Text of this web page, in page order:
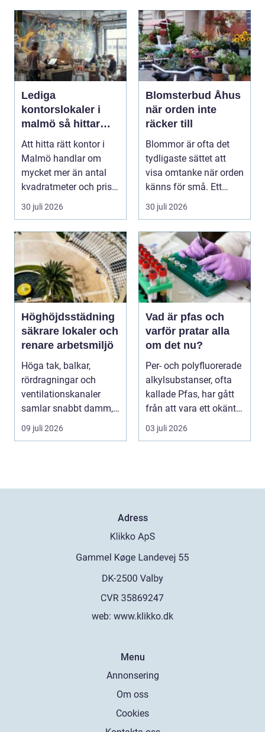
Lediga
kontorslokaler i
malmö så hittar
företag rätt läge
och rätt lokal
Att hitta rätt kontor i
Malmö handlar om
mycket mer än antal
kvadratmeter och pris
per månad. Företa...
30 juli 2026
Blomsterbud Åhus
när orden inte
räcker till
Blommor är ofta det
tydligaste sättet att
visa omtanke när orden
känns för små. Ett
genomtänkt bloms...
30 juli 2026
Höghöjdsstädning
säkrare lokaler och
renare arbetsmiljö
Höga tak, balkar,
rördragningar och
ventilationskanaler
samlar snabbt damm,
smuts och partiklar. I
09 juli 2026
Vad är pfas och
varför pratar alla
om det nu?
Per- och polyfluorerade
alkylsubstanser, ofta
kallade Pfas, har gått
från att vara ett okänt
kemiskt...
03 juli 2026
Adress
web: www.klikko.dk
Menu
Annonsering
Om oss
Cookies